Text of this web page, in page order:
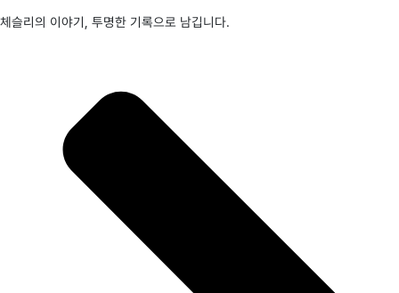
체슬리의 이야기, 투명한 기록으로 남깁니다.